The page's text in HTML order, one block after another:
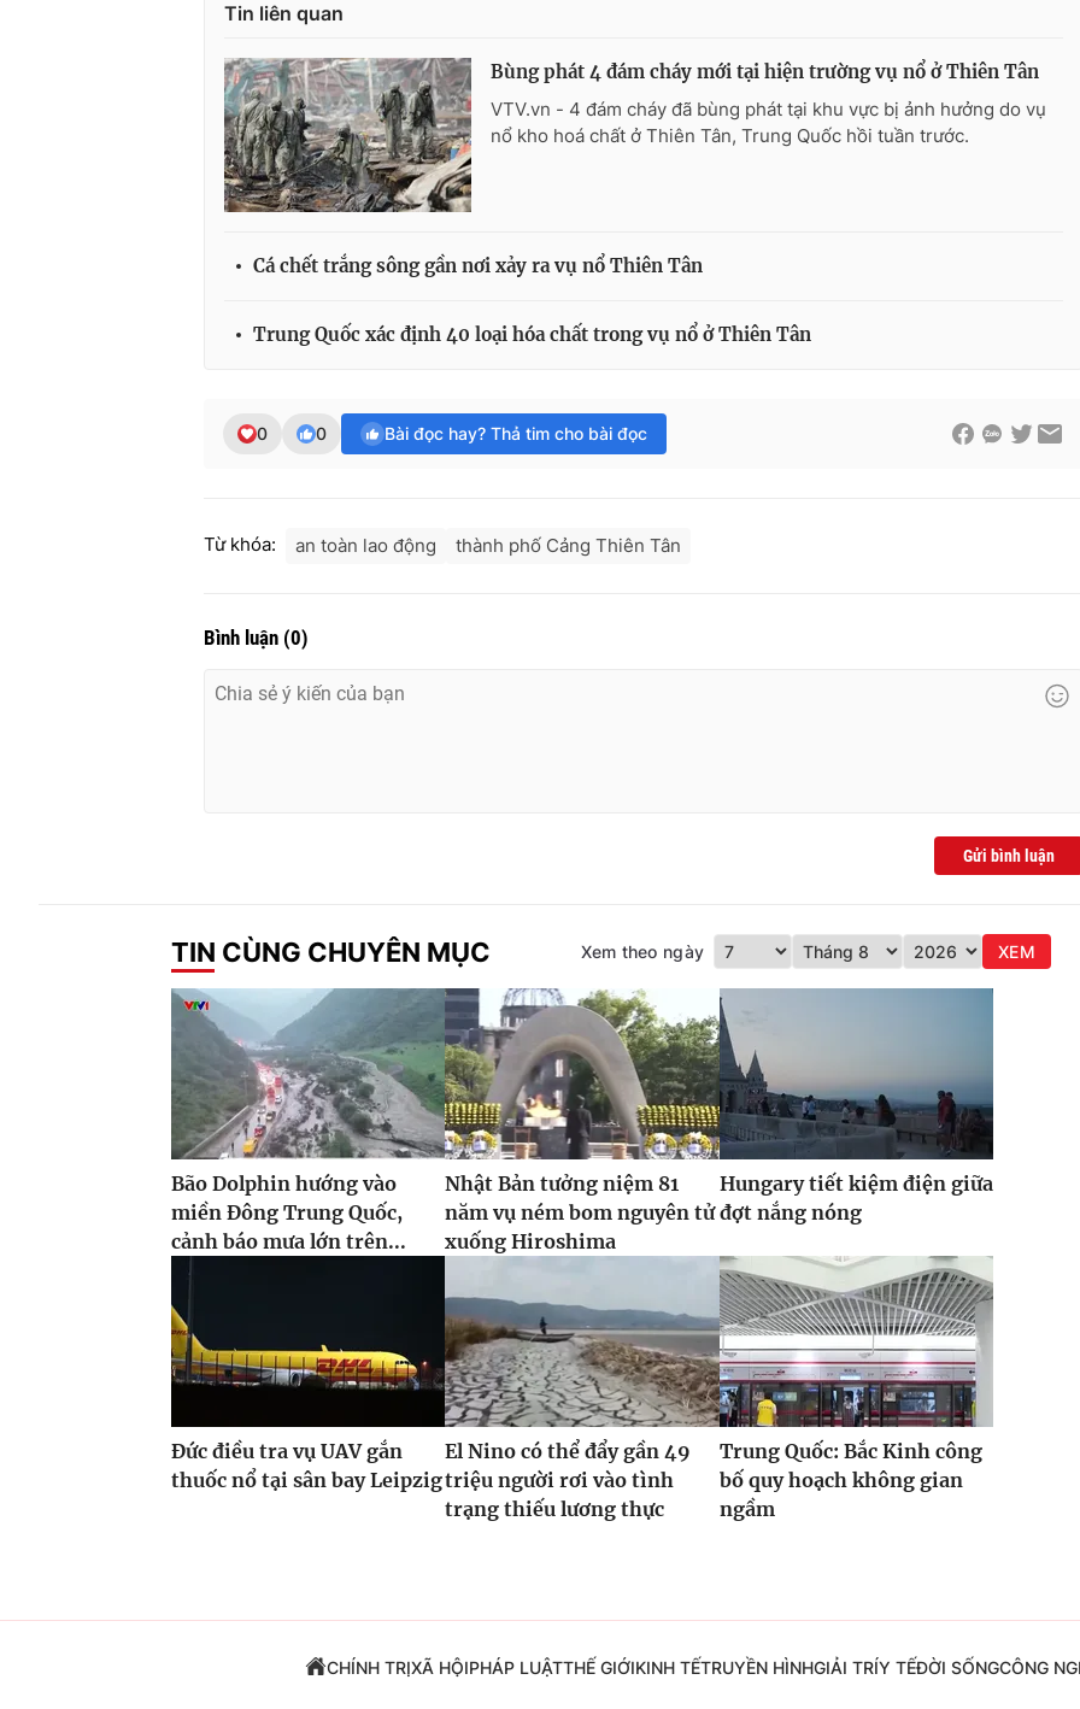
Tin liên quan
Bùng phát 4 đám cháy mới tại hiện trường vụ nổ ở Thiên Tân
VTV.vn - 4 đám cháy đã bùng phát tại khu vực bị ảnh hưởng do vụ
nổ kho hoá chất ở Thiên Tân, Trung Quốc hồi tuần trước.
Cá chết trắng sông gần nơi xảy ra vụ nổ Thiên Tân
Trung Quốc xác định 40 loại hóa chất trong vụ nổ ở Thiên Tân
0 0 Bài đọc hay? Thả tim cho bài đọc
Từ khóa: an toàn lao động thành phố Cảng Thiên Tân
Bình luận (0)
Gửi bình luận
TIN CÙNG CHUYÊN MỤC Xem theo ngày XEM
Bão Dolphin hướng vào
miền Đông Trung Quốc,
cảnh báo mưa lớn trên...
Nhật Bản tưởng niệm 81
năm vụ ném bom nguyên tử
xuống Hiroshima
Hungary tiết kiệm điện giữa
đợt nắng nóng
Đức điều tra vụ UAV gắn
thuốc nổ tại sân bay Leipzig
El Nino có thể đẩy gần 49
triệu người rơi vào tình
trạng thiếu lương thực
Trung Quốc: Bắc Kinh công
bố quy hoạch không gian
ngầm
CHÍNH TRỊXÃ HỘIPHÁP LUẬTTHẾ GIỚIKINH TẾTRUYỀN HÌNHGIẢI TRÍY TẾĐỜI SỐNGCÔNG